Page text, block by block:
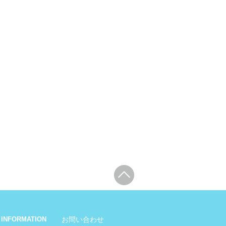
INFORMATION
お問い合わせ